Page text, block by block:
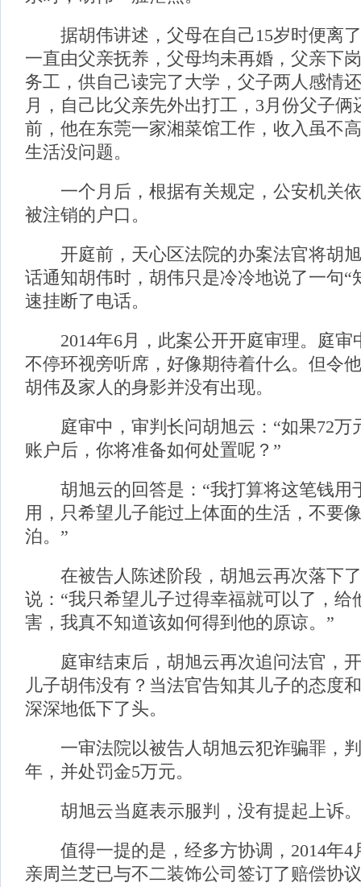
据胡伟讲述，父母在自己15岁时便离
一直由父亲抚养，父母均未再婚，父亲下
务工，供自己读完了大学，父子两人感情
月，自己比父亲先外出打工，3月份父子俩
前，他在东莞一家湘菜馆工作，收入虽不
生活没问题。
一个月后，根据有关规定，公安机关依
被注销的户口。
开庭前，天心区法院的办案法官将胡旭
话通知胡伟时，胡伟只是冷冷地说了一句“
速挂断了电话。
2014年6月，此案公开开庭审理。庭审
不停环视旁听席，好像期待着什么。但令
胡伟及家人的身影并没有出现。
庭审中，审判长问胡旭云：“如果72万
账户后，你将准备如何处置呢？”
胡旭云的回答是：“我打算将这笔钱用
用，只希望儿子能过上体面的生活，不要
泊。”
在被告人陈述阶段，胡旭云再次落下了
说：“我只希望儿子过得幸福就可以了，给
害，我真不知道该如何得到他的原谅。”
庭审结束后，胡旭云再次追问法官，开
儿子胡伟没有？当法官告知其儿子的态度
深深地低下了头。
一审法院以被告人胡旭云犯诈骗罪，判
年，并处罚金5万元。
胡旭云当庭表示服判，没有提起上诉。
值得一提的是，经多方协调，2014年4
亲周兰芝已与不二装饰公司签订了赔偿协